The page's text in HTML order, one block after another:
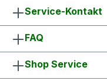
Service-Kontakt
FAQ
Shop Service